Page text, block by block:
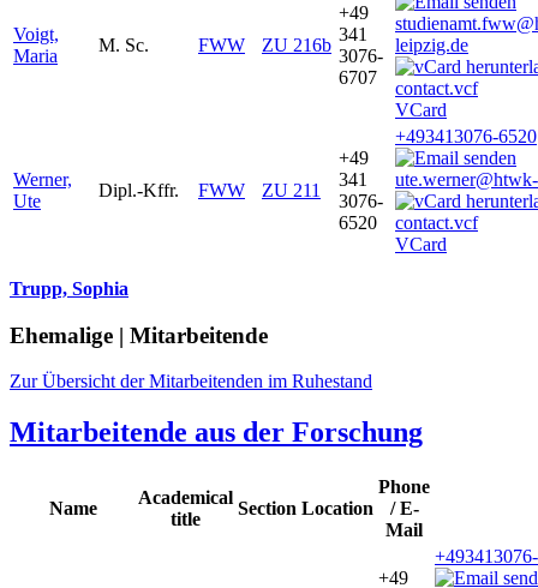
Voigt,
Maria
M. Sc. FWW ZU 216b
+49
341
3076-
6707
leipzig.de
VCard
Werner,
Ute
Dipl.-Kffr. FWW ZU 211
+49
341
3076-
6520
+493413076-6520
VCard
Trupp, Sophia
Ehemalige | Mitarbeitende
Zur Übersicht der Mitarbeitenden im Ruhestand
Mitarbeitende aus der Forschung
Name
Academical
title
Section Location
Phone
/ E-
Mail
+49